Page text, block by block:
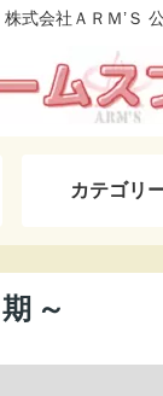
株式会社ＡＲＭ’Ｓ
カテゴリ
～